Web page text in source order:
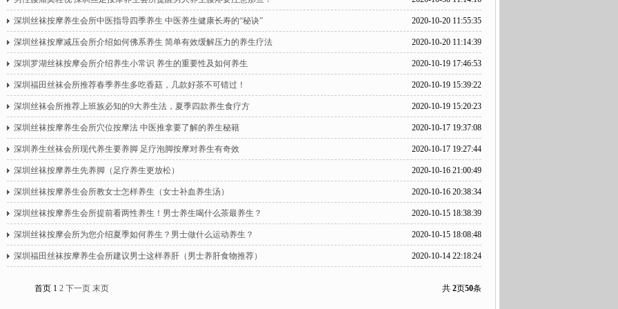
深圳丝袜按摩养生会所中医指导四季养生 中医养生健康长寿的“秘诀” 2020-10-20 11:55:35
深圳丝袜按摩减压会所介绍如何佛系养生 简单有效缓解压力的养生疗法 2020-10-20 11:14:39
深圳罗湖丝袜按摩会所介绍养生小常识 养生的重要性及如何养生 2020-10-19 17:46:53
深圳福田丝袜会所推荐春季养生多吃香菇，几款好茶不可错过！ 2020-10-19 15:39:22
深圳丝袜会所推荐上班族必知的9大养生法，夏季四款养生食疗方 2020-10-19 15:20:23
深圳丝袜按摩养生会所穴位按摩法 中医推拿要了解的养生秘籍 2020-10-17 19:37:08
深圳养生丝袜会所现代养生要养脚 足疗泡脚按摩对养生有奇效 2020-10-17 19:27:44
深圳丝袜按摩养生先养脚（足疗养生更放松） 2020-10-16 21:00:49
深圳丝袜按摩养生会所教女士怎样养生（女士补血养生汤） 2020-10-16 20:38:34
深圳丝袜按摩养生会所提前看两性养生！男士养生喝什么茶最养生？ 2020-10-15 18:38:39
深圳丝袜按摩会所为您介绍夏季如何养生？男士做什么运动养生？ 2020-10-15 18:08:48
深圳福田丝袜按摩养生会所建议男士这样养肝（男士养肝食物推荐） 2020-10-14 22:18:24
首页 1 2 下一页 末页 共 2页50条